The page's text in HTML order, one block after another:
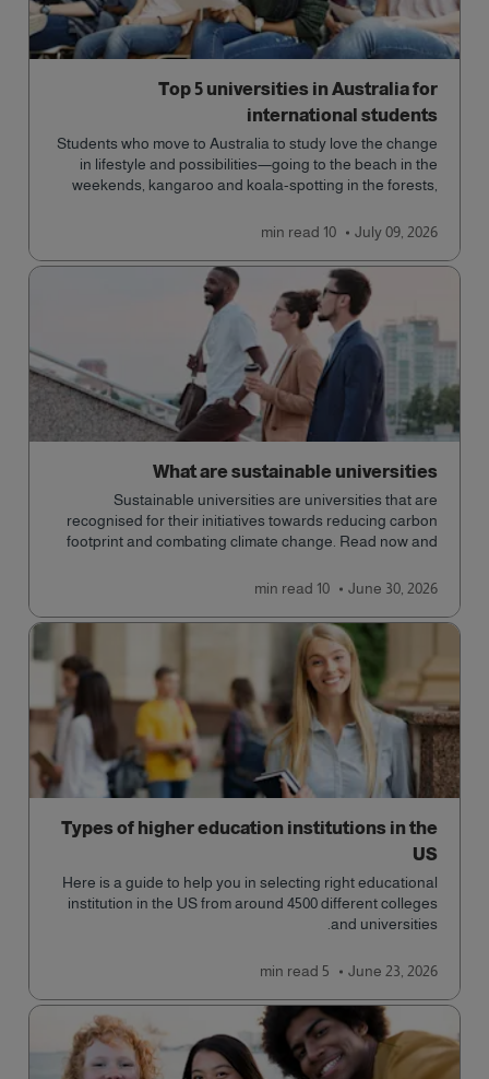
Top 5 universities in Australia for
international students
Students who move to Australia to study love the change
in lifestyle and possibilities—going to the beach in the
weekends, kangaroo and koala-spotting in the forests,
traffic and a high standard of living.
July 09, 2026
10 min
read
What are sustainable universities
Sustainable universities are universities that are
recognised for their initiatives towards reducing carbon
footprint and combating climate change. Read now and
June 30, 2026
10 min
read
Types of higher education institutions in the
US
Here is a guide to help you in selecting right educational
institution in the US from around 4500 different colleges
and universities.
June 23, 2026
5 min
read